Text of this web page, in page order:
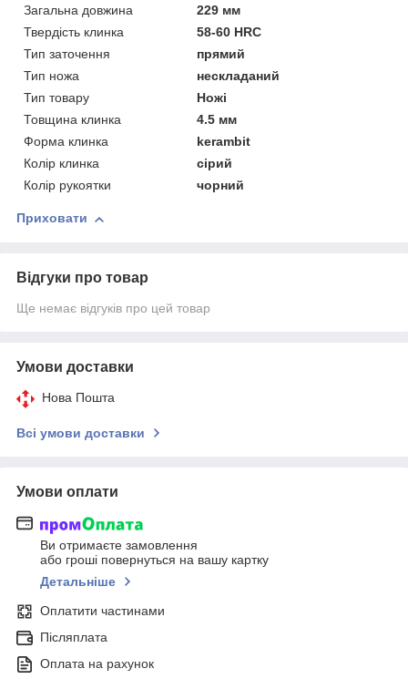
Загальна довжина
229 мм
Твердість клинка
58-60 HRC
Тип заточення
прямий
Тип ножа
нескладаний
Тип товару
Ножі
Товщина клинка
4.5 мм
Форма клинка
kerambit
Колір клинка
сірий
Колір рукоятки
чорний
Приховати
Відгуки про товар
Ще немає відгуків про цей товар
Умови доставки
Нова Пошта
Всі умови доставки
Умови оплати
Ви отримаєте замовлення
або гроші повернуться на вашу картку
Детальніше
Оплатити частинами
Післяплата
Оплата на рахунок